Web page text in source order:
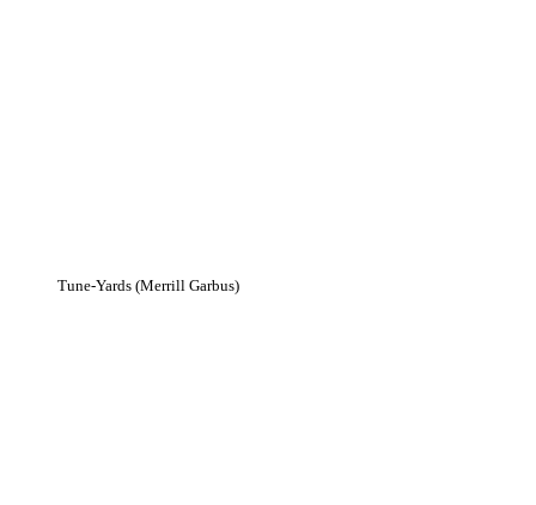
Tune-Yards (Merrill Garbus)